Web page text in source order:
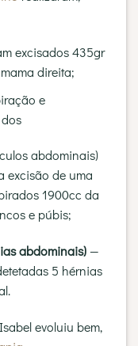
excisados 435gr
direita;
e
abdominais)
excisão de uma
1900cc da
e púbis;
abdominais) —
5 hérnias
evoluiu bem,